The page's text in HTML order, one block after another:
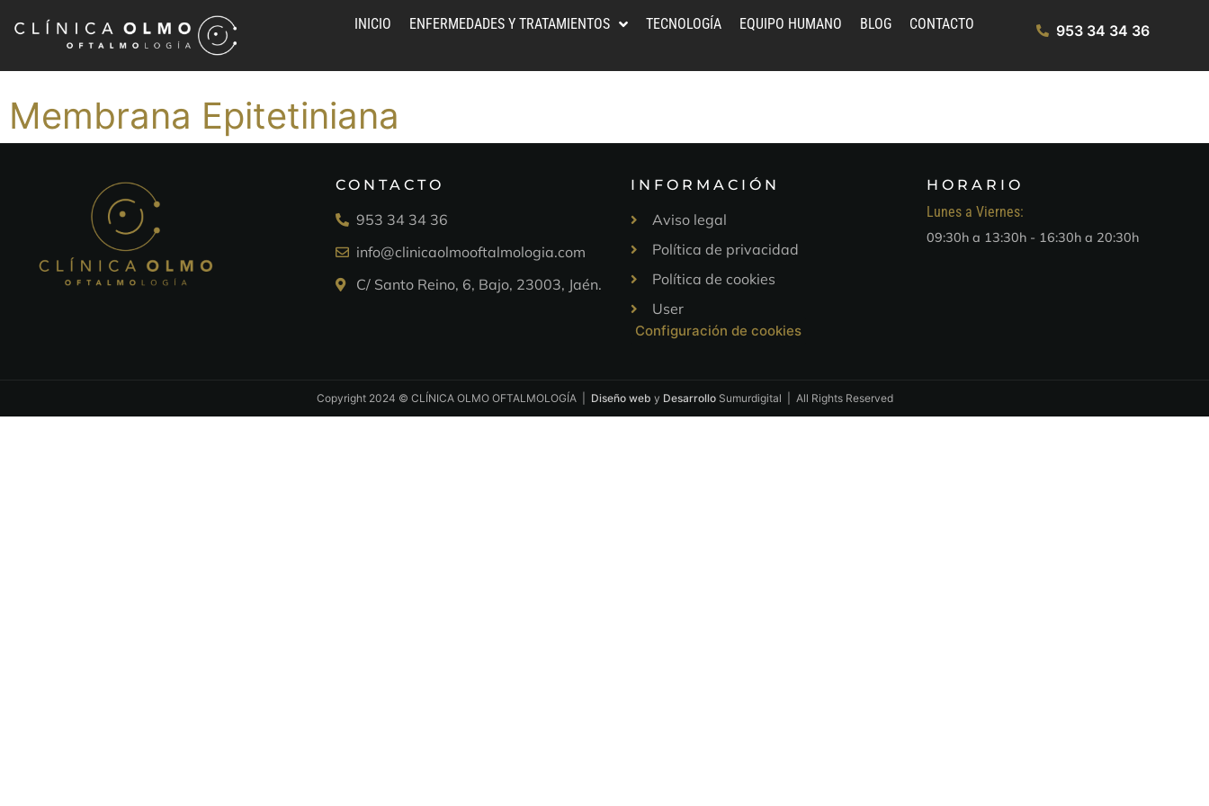
INICIO ENFERMEDADES Y TRATAMIENTOS TECNOLOGÍA EQUIPO HUMANO BLOG CONTACTO 953 34 34 36
Membrana Epitetiniana
CONTACTO
953 34 34 36
info@clinicaolmooftalmologia.com
C/ Santo Reino, 6, Bajo, 23003, Jaén.
INFORMACIÓN
Aviso legal
Política de privacidad
Política de cookies
User
Configuración de cookies
HORARIO
Lunes a Viernes:
09:30h a 13:30h - 16:30h a 20:30h
Copyright 2024 © CLÍNICA OLMO OFTALMOLOGÍA | Diseño web y DesarrolloSumurdigital | All Rights Reserved